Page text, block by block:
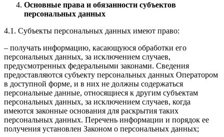
Основные права и обязанности субъектов
персональных данных
4.1. Субъекты персональных данных имеют право:
– получать информацию, касающуюся обработки его
персональных данных, за исключением случаев,
предусмотренных федеральными законами. Сведения
предоставляются субъекту персональных данных Оператором
в доступной форме, и в них не должны содержаться
персональные данные, относящиеся к другим субъектам
персональных данных, за исключением случаев, когда
имеются законные основания для раскрытия таких
персональных данных. Перечень информации и порядок ее
получения установлен Законом о персональных данных;